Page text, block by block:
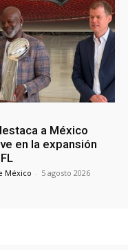
a México
en la expansión
México - 5 agosto 2026